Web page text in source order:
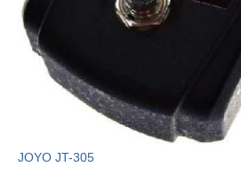
JOYO JT-305